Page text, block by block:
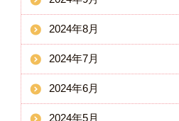
2024年8月
2024年7月
2024年6月
2024年5月